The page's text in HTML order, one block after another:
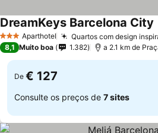
3 EstrelasAparthotel Quartos com design
DreamKeys Barcelona City
8,1 Muito boa 1.382 a 2.1 km de
De € 127
Consulte os preços de 7 sites